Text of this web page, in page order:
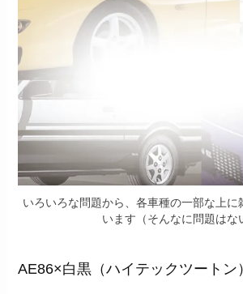
いろいろな問題から、各車種の一部な上に
います（そんなに問題はな
AE86×白黒（ハイテックツートン